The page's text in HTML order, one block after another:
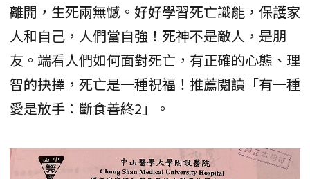
離開，生死兩無憾。好好學習死亡識能，保護家
人和自己，人們當自強！死神不是敵人，是朋
友。端看人們如何面對死亡，有正確的心態、理
智的抉擇，死亡是一種祝福！推薦閱讀「有一種
愛是放手：斷食善終2」。